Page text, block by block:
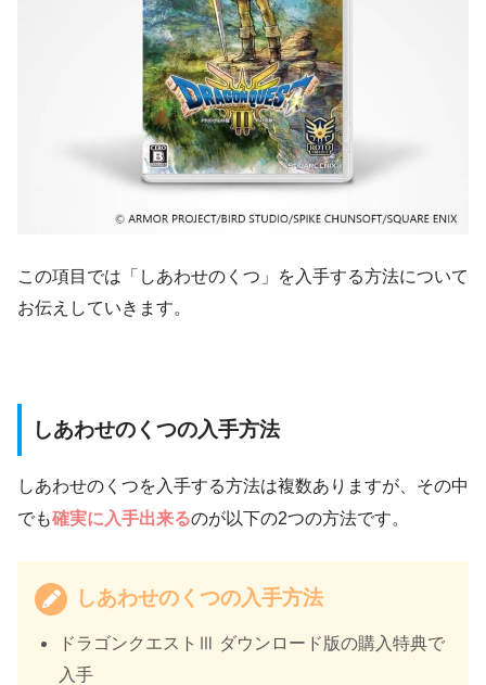
この項目では「しあわせのくつ」を入手する方法について
お伝えしていきます。
しあわせのくつの入手方法
しあわせのくつを入手する方法は複数ありますが、その中
でも確実に入手出来るのが以下の2つの方法です。
しあわせのくつの入手方法
ドラゴンクエストⅢ ダウンロード版の購入特典で
入手